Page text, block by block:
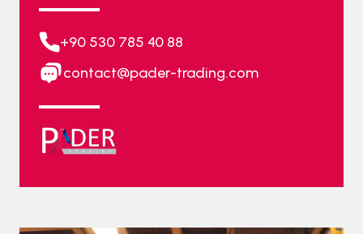
+90 530 785 40 88
contact@pader-trading.com